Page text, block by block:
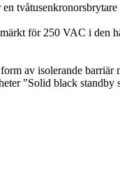
en
för 250 VAC i den
av isolerande
"Solid black